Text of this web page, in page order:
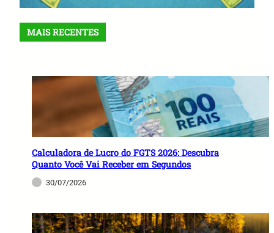
MAIS RECENTES
Calculadora de Lucro do FGTS 2026: Descubra
Quanto Você Vai Receber em Segundos
30/07/2026